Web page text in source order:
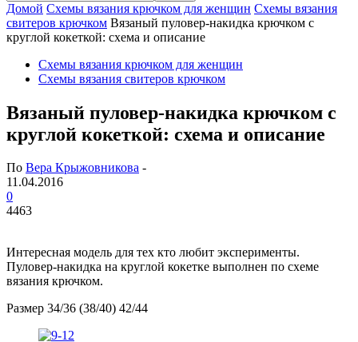
Домой Схемы вязания крючком для женщин Схемы вязания
свитеров крючком Вязаный пуловер-накидка крючком с
круглой кокеткой: схема и описание
Схемы вязания крючком для женщин
Схемы вязания свитеров крючком
Вязаный пуловер-накидка крючком с
круглой кокеткой: схема и описание
По Вера Крыжовникова -
11.04.2016
0
4463
Интересная модель для тех кто любит эксперименты.
Пуловер-накидка на круглой кокетке выполнен по схеме
вязания крючком.
Размер 34/36 (38/40) 42/44